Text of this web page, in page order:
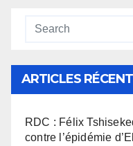
ARTICLES
RDC : Félix
contre l’épidémie